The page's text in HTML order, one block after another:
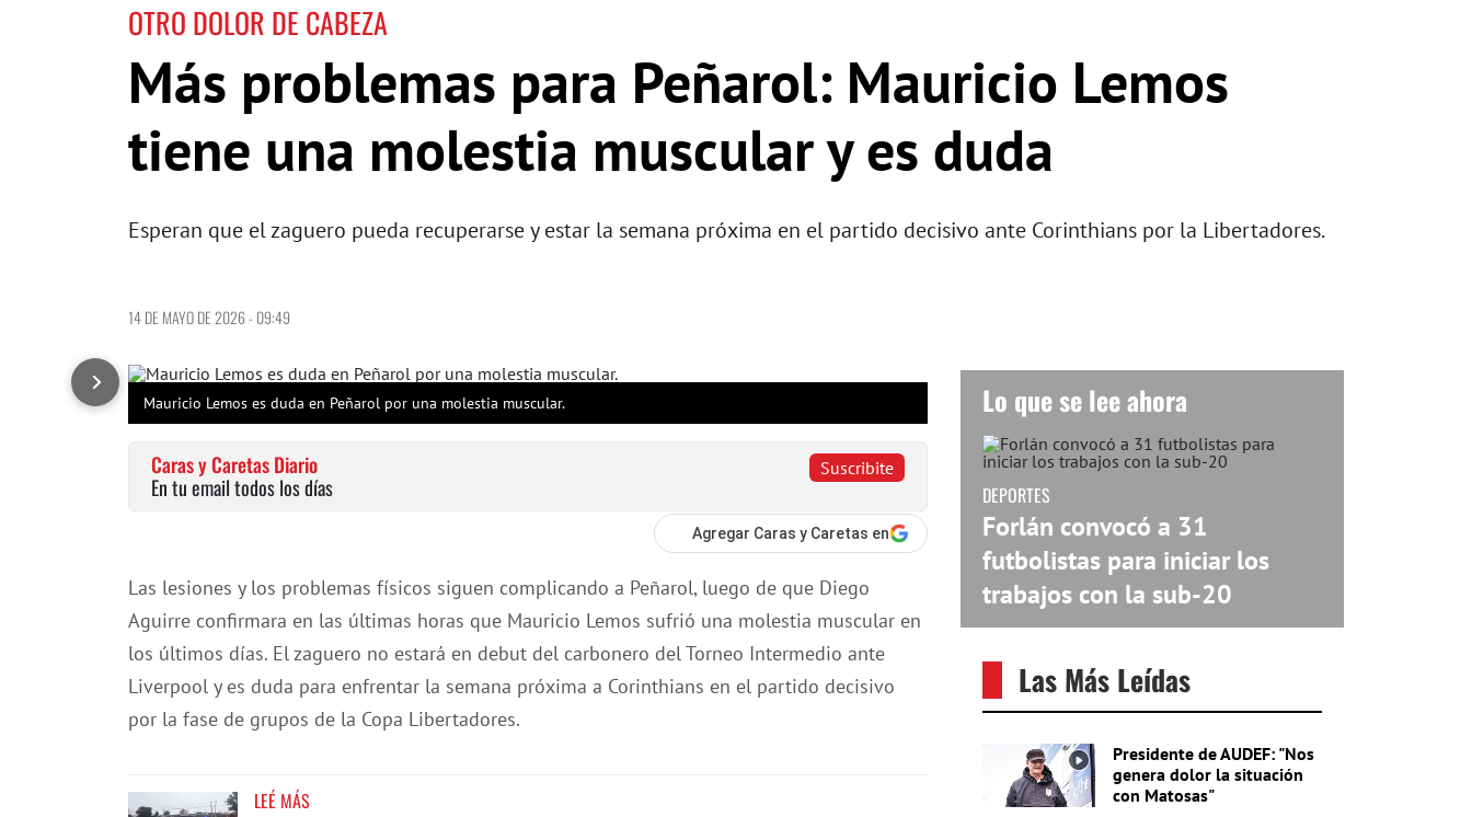
OTRO DOLOR DE CABEZA
Más problemas para Peñarol: Mauricio Lemos
tiene una molestia muscular y es duda
Esperan que el zaguero pueda recuperarse y estar la semana próxima en el partido decisivo ante Corinthians por la Libertadores.
14 DE MAYO DE 2026 - 09:49
Mauricio Lemos es duda en Peñarol por una molestia muscular.
Suscribite
Caras y Caretas Diario
En tu email todos los días
Agregar Caras y Caretas en
Las lesiones y los problemas físicos siguen complicando a Peñarol, luego de que Diego
Aguirre confirmara en las últimas horas que Mauricio Lemos sufrió una molestia muscular en
los últimos días. El zaguero no estará en debut del carbonero del Torneo Intermedio ante
Liverpool y es duda para enfrentar la semana próxima a Corinthians en el partido decisivo
por la fase de grupos de la Copa Libertadores.
LEÉ MÁS
Lo que se lee ahora
DEPORTES
Forlán convocó a 31
futbolistas para iniciar los
trabajos con la sub-20
Las Más Leídas
Presidente de AUDEF: "Nos
genera dolor la situación
con Matosas"